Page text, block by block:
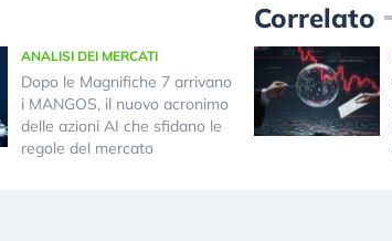
ANALISI DEI MERCATI
Dopo le Magnifiche 7 arrivano
i MANGOS, il nuovo acronimo
delle azioni AI che sfidano le
regole del mercato
Correlato